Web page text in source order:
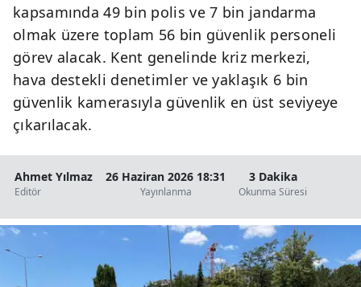
kapsamında 49 bin polis ve 7 bin jandarma
olmak üzere toplam 56 bin güvenlik personeli
görev alacak. Kent genelinde kriz merkezi,
hava destekli denetimler ve yaklaşık 6 bin
güvenlik kamerasıyla güvenlik en üst seviyeye
çıkarılacak.
Ahmet Yılmaz
Editör
26 Haziran 2026 18:31
Yayınlanma
3 Dakika
Okunma Süresi